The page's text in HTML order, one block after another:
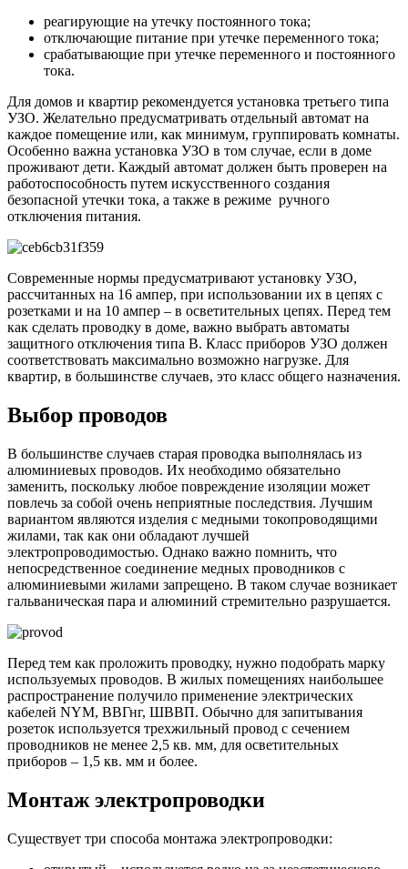
реагирующие на утечку постоянного тока;
отключающие питание при утечке переменного тока;
срабатывающие при утечке переменного и постоянного
тока.
Для домов и квартир рекомендуется установка третьего типа
УЗО. Желательно предусматривать отдельный автомат на
каждое помещение или, как минимум, группировать комнаты.
Особенно важна установка УЗО в том случае, если в доме
проживают дети. Каждый автомат должен быть проверен на
работоспособность путем искусственного создания
безопасной утечки тока, а также в режиме ручного
отключения питания.
Современные нормы предусматривают установку УЗО,
рассчитанных на 16 ампер, при использовании их в цепях с
розетками и на 10 ампер – в осветительных цепях. Перед тем
как сделать проводку в доме, важно выбрать автоматы
защитного отключения типа В. Класс приборов УЗО должен
соответствовать максимально возможно нагрузке. Для
квартир, в большинстве случаев, это класс общего назначения.
Выбор проводов
В большинстве случаев старая проводка выполнялась из
алюминиевых проводов. Их необходимо обязательно
заменить, поскольку любое повреждение изоляции может
повлечь за собой очень неприятные последствия. Лучшим
вариантом являются изделия с медными токопроводящими
жилами, так как они обладают лучшей
электропроводимостью. Однако важно помнить, что
непосредственное соединение медных проводников с
алюминиевыми жилами запрещено. В таком случае возникает
гальваническая пара и алюминий стремительно разрушается.
Перед тем как проложить проводку, нужно подобрать марку
используемых проводов. В жилых помещениях наибольшее
распространение получило применение электрических
кабелей NYM, ВВГнг, ШВВП. Обычно для запитывания
розеток используется трехжильный провод с сечением
проводников не менее 2,5 кв. мм, для осветительных
приборов – 1,5 кв. мм и более.
Монтаж электропроводки
Существует три способа монтажа электропроводки: